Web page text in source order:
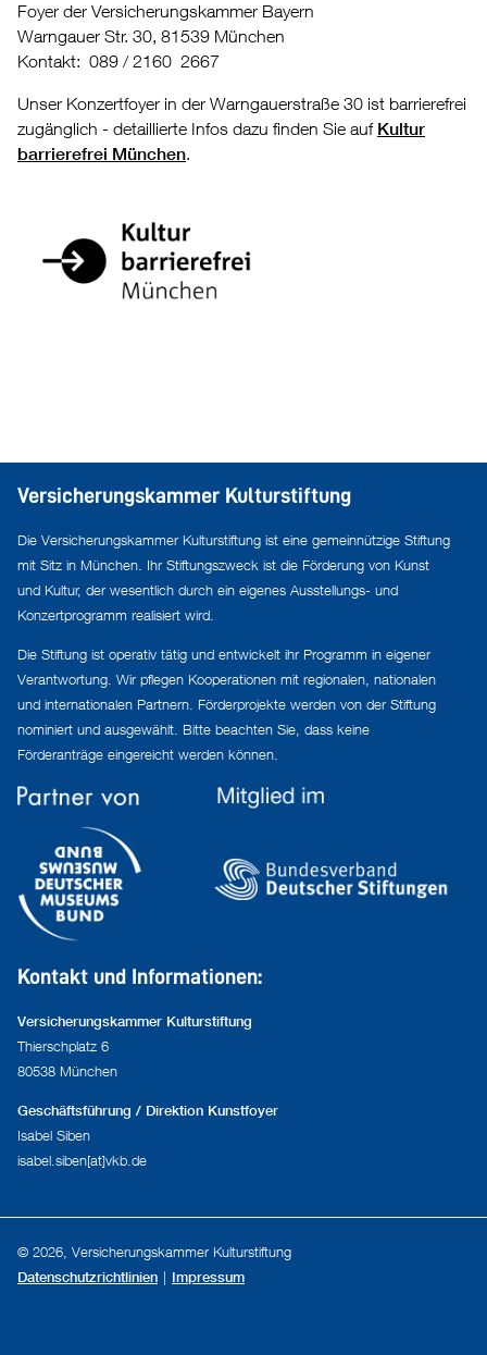
Foyer der Versicherungskammer Bayern
Warngauer Str. 30, 81539 München
Kontakt: 089 / 2160 2667
Unser Konzertfoyer in der Warngauerstraße 30 ist barrierefrei
zugänglich - detaillierte Infos dazu finden Sie auf Kultur
barrierefrei München.
Versicherungskammer Kulturstiftung
Die Versicherungskammer Kulturstiftung ist eine gemeinnützige Stiftung
mit Sitz in München. Ihr Stiftungszweck ist die Förderung von Kunst
und Kultur, der wesentlich durch ein eigenes Ausstellungs- und
Konzertprogramm realisiert wird.
Die Stiftung ist operativ tätig und entwickelt ihr Programm in eigener
Verantwortung. Wir pflegen Kooperationen mit regionalen, nationalen
und internationalen Partnern. Förderprojekte werden von der Stiftung
nominiert und ausgewählt. Bitte beachten Sie, dass keine
Förderanträge eingereicht werden können.
Kontakt und Informationen:
Versicherungskammer Kulturstiftung
Thierschplatz 6
80538 München
Geschäftsführung / Direktion Kunstfoyer
Isabel Siben
isabel.siben[at]vkb.de
© 2026, Versicherungskammer Kulturstiftung
Datenschutzrichtlinien Impressum